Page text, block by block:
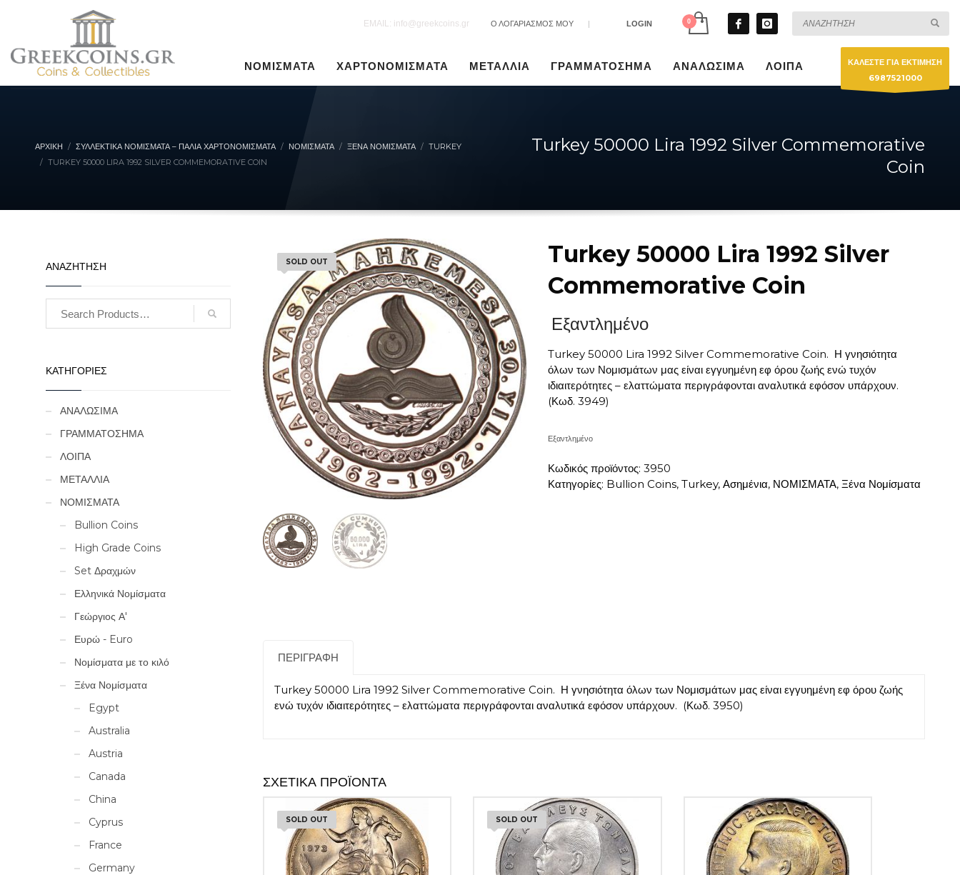
EMAIL: info@greekcoins.gr Ο ΛΟΓΑΡΙΑΣΜΟΣ ΜΟΥ | LOGIN
ΝΟΜΙΣΜΑΤΑ ΧΑΡΤΟΝΟΜΙΣΜΑΤΑ ΜΕΤΑΛΛΙΑ ΓΡΑΜΜΑΤΟΣΗΜΑ ΑΝΑΛΩΣΙΜΑ ΛΟΙΠΑ
ΚΑΛΕΣΤΕ ΓΙΑ ΕΚΤΙΜΗΣΗ
6987521000
ΑΡΧΙΚΉ ΣΥΛΛΕΚΤΙΚΆ ΝΟΜΊΣΜΑΤΑ – ΠΑΛΙΆ ΧΑΡΤΟΝΟΜΊΣΜΑΤΑ ΝΟΜΙΣΜΑΤΑ ΞΈΝΑ ΝΟΜΊΣΜΑΤΑ
TURKEY
TURKEY 50000 LIRA 1992 SILVER COMMEMORATIVE COIN
Turkey 50000 Lira 1992 Silver Commemorative
Coin
SOLD OUT
Turkey 50000 Lira 1992 Silver
Commemorative Coin
Εξαντλημένο
Turkey 50000 Lira 1992 Silver Commemorative Coin. Η γνησιότητα
όλων των Νομισμάτων μας είναι εγγυημένη εφ όρου ζωής ενώ τυχόν
ιδιαιτερότητες – ελαττώματα περιγράφονται αναλυτικά εφόσον υπάρχουν.
(Κωδ. 3949)
Εξαντλημένο
Κωδικός προϊόντος: 3950
Κατηγορίες: Bullion Coins, Turkey, Ασημένια, ΝΟΜΙΣΜΑΤΑ, Ξένα Νομίσματα
ΠΕΡΙΓΡΑΦΉ
Turkey 50000 Lira 1992 Silver Commemorative Coin. Η γνησιότητα όλων των Νομισμάτων μας είναι εγγυημένη εφ όρου ζωής
ενώ τυχόν ιδιαιτερότητες – ελαττώματα περιγράφονται αναλυτικά εφόσον υπάρχουν. (Κωδ. 3950)
ΣΧΕΤΙΚΆ ΠΡΟΪΌΝΤΑ
SOLD OUT SOLD OUT
ΑΝΑΖΗΤΗΣΗ
ΚΑΤΗΓΟΡΙΕΣ
ΑΝΑΛΩΣΙΜΑ
ΓΡΑΜΜΑΤΟΣΗΜΑ
ΛΟΙΠΑ
ΜΕΤΑΛΛΙΑ
ΝΟΜΙΣΜΑΤΑ
Bullion Coins
High Grade Coins
Set Δραχμών
Ελληνικά Νομίσματα
Γεώργιος Α'
Ευρώ - Euro
Νομίσματα με το κιλό
Ξένα Νομίσματα
Egypt
Australia
Austria
Canada
China
Cyprus
France
Germany